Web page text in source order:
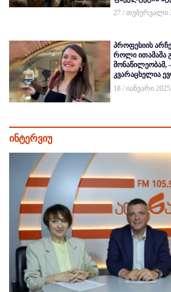
27 / თებერვალი
პროფესიის
როლი ითამაშა
მონაწილეობამ,
კვარაცხელია
18 / იანვარი 2025
ინტერვიუ